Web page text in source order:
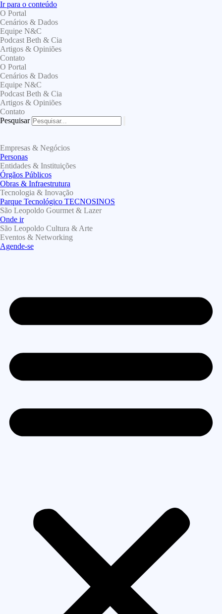
Ir para o conteúdo
O Portal
Cenários & Dados
Equipe N&C
Podcast Beth & Cia
Artigos & Opiniões
Contato
O Portal
Cenários & Dados
Equipe N&C
Podcast Beth & Cia
Artigos & Opiniões
Contato
Pesquisar
Empresas & Negócios
Personas
Entidades & Instituições
Órgãos Públicos
Obras & Infraestrutura
Tecnologia & Inovação
Parque Tecnológico TECNOSINOS
São Leopoldo Gourmet & Lazer
Onde ir
São Leopoldo Cultura & Arte
Eventos & Networking
Agende-se